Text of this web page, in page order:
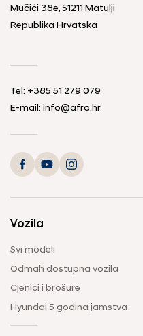
Mučići 38e, 51211 Matulji
Republika Hrvatska
Tel: +385 51 279 079
E-mail: info@afro.hr
Vozila
Svi modeli
Odmah dostupna vozila
Cjenici i brošure
Hyundai 5 godina jamstva